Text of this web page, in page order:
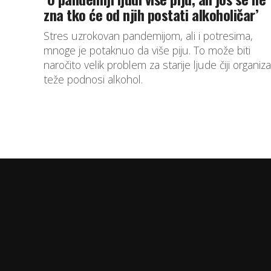
zna tko će od njih postati alkoholičar’
Stres uzrokovan pandemijom, ali i potresima,
mnoge je potaknuo da više piju. To može biti
naročito velik problem za starije ljude čiji
teže podnosi alkohol.